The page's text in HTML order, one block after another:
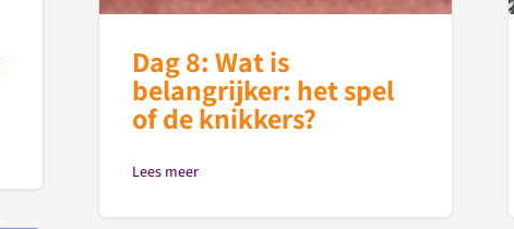
Dag 8: Wat is
belangrijker: het spel
of de knikkers?
Lees meer